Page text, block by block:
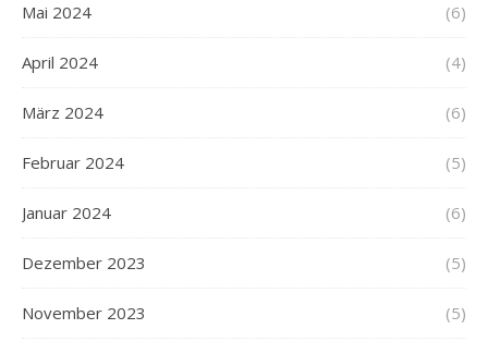
Mai 2024 (6)
April 2024 (4)
März 2024 (6)
Februar 2024 (5)
Januar 2024 (6)
Dezember 2023 (5)
November 2023 (5)